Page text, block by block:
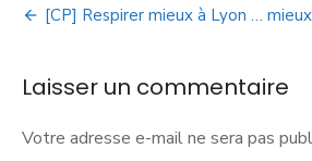
[CP] Respirer mieux à Lyon …
Laisser un commentaire
Votre adresse e-mail ne sera pas